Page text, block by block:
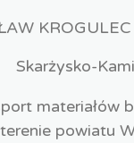
Skarżysko-
materiałów
powiatu